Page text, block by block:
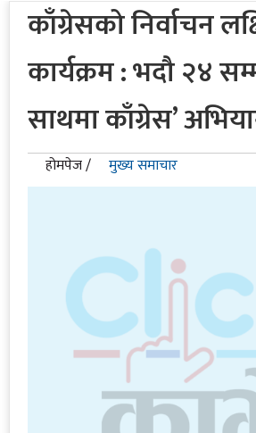
काँग्रेसको निर्वाचन
कार्यक्रम : भदौ २४
साथमा काँग्रेस’
होमपेज / मुख्य समाचार